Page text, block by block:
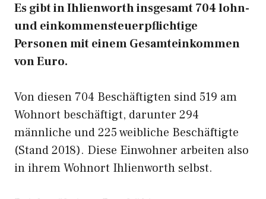
Es gibt in Ihlienworth insgesamt 704 lohn-
und einkommensteuerpflichtige
Personen mit einem Gesamteinkommen
von Euro.
Von diesen 704 Beschäftigten sind 519 am
Wohnort beschäftigt, darunter 294
männliche und 225 weibliche Beschäftigte
(Stand 2018). Diese Einwohner arbeiten also
in ihrem Wohnort Ihlienworth selbst.